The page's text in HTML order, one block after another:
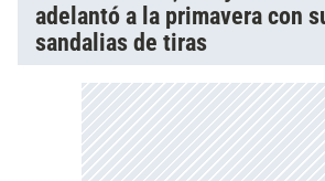
adelantó a la primavera con
sandalias de tiras